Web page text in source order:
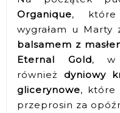
Organique, które
wygrałam u Marty
balsamem z
Eternal Gold, w
również dyniowy
glicerynowe, które
przeprosin za